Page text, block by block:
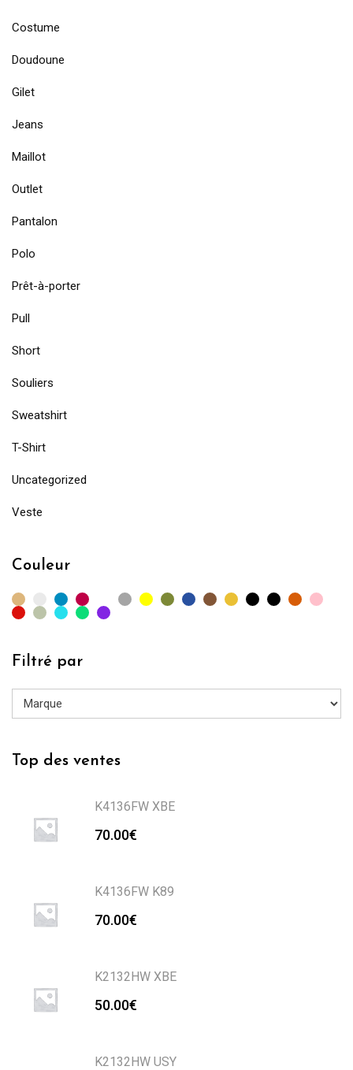
Costume
Doudoune
Gilet
Jeans
Maillot
Outlet
Pantalon
Polo
Prêt-à-porter
Pull
Short
Souliers
Sweatshirt
T-Shirt
Uncategorized
Veste
Couleur
Filtré par
Top des ventes
K4136FW XBE
70.00€
K4136FW K89
70.00€
K2132HW XBE
50.00€
K2132HW USY